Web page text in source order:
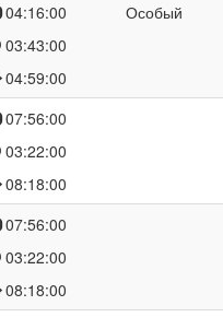
04:16:00
03:43:00
04:59:00
Особый
07:56:00
03:22:00
08:18:00
07:56:00
03:22:00
08:18:00